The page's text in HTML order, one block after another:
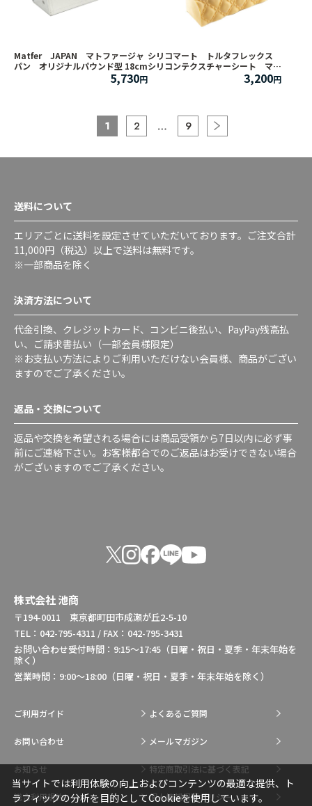
Matfer JAPAN マトファージャ
パン オリジナルパウンド型 18cm
5,730
シリコマート トルタフレックス
シリコンテクスチャーシート マト
3,200
1 2 9
送料について
エリアごとに送料を設定させていただいております。ご注文合計
11,000円（税込）以上で送料は無料です。
※一部商品を除く
決済方法について
代金引換、クレジットカード、コンビニ後払い、PayPay残高払
い、ご請求書払い（一部会員様限定）
※お支払い方法によりご利用いただけない会員様、商品がござい
ますのでご了承ください。
返品・交換について
返品や交換を希望される場合には商品受領から7日以内に必ず事
前にご連絡下さい。お客様都合でのご返品はお受けできない場合
がございますのでご了承ください。
株式会社 池商
〒194-0011 東京都町田市成瀬が丘2-5-10
TEL：042-795-4311 / FAX：042-795-3431
お問い合わせ受付時間：9:15～17:45（日曜・祝日・夏季・年末年始を
除く）
営業時間：9:00～18:00（日曜・祝日・夏季・年末年始を除く）
ご利用ガイド よくあるご質問
お問い合わせ メールマガジン
お知らせ 特定商取引法に基づく表記
総合利用規約 個人情報保護ポリシー
当サイトでは利用体験の向上およびコンテンツの最適な提供、ト
ラフィックの分析を目的としてCookieを使用しています。